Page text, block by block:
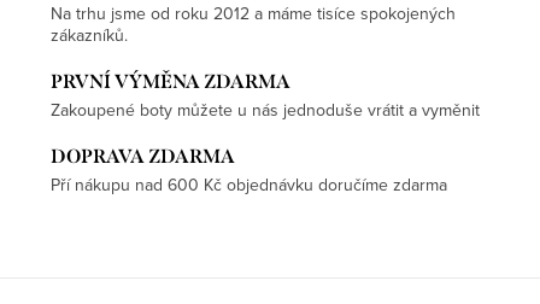
Na trhu jsme od roku 2012 a máme tisíce spokojených
zákazníků.
PRVNÍ VÝMĚNA ZDARMA
Zakoupené boty můžete u nás jednoduše vrátit a vyměnit
DOPRAVA ZDARMA
Pří nákupu nad 600 Kč objednávku doručíme zdarma